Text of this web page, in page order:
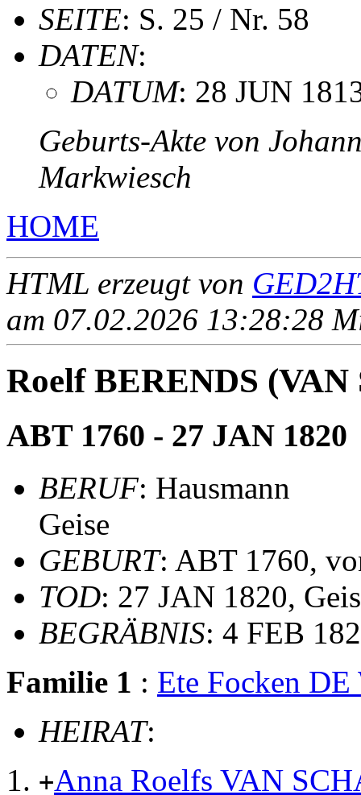
SEITE: S. 25 / Nr. 58
DATEN:
DATUM: 28 JUN
Geburts-Akte von
Markwiesch
HOME
HTML erzeugt von
am 07.02.2026 13:28:28
Roelf BERENDS
ABT 1760 - 27 JAN 1820
BERUF: Hausmann
Geise
GEBURT: ABT 1760,
TOD: 27 JAN 1820,
BEGRÄBNIS: 4 FEB
Familie 1 : Ete Focken
HEIRAT:
+Anna Roelfs VAN